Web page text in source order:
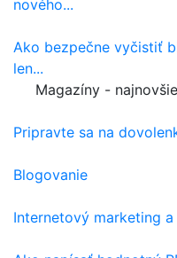
nového...
Ako bezpečne vyčistiť
len...
Magazíny -
Pripravte sa na
Blogovanie
Internetový marketing